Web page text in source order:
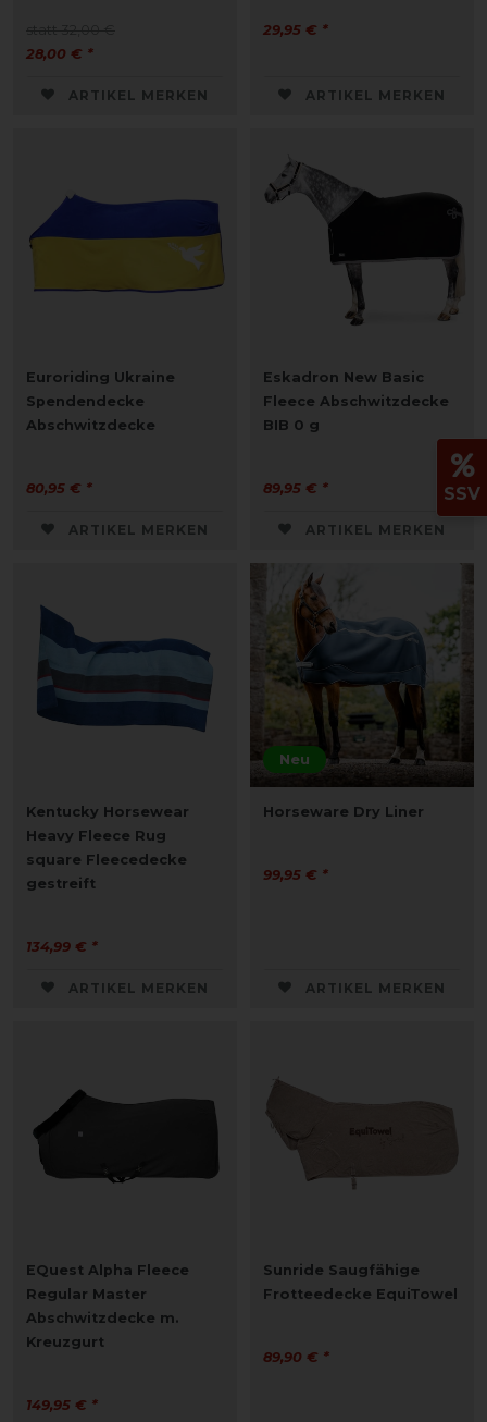
28,00 € *
ARTIKEL MERKEN
29,95 € *
ARTIKEL MERKEN
Euroriding Ukraine
Spendendecke
Abschwitzdecke
80,95 € *
ARTIKEL MERKEN
Eskadron New Basic
Fleece Abschwitzdecke
BIB 0 g
89,95 € *
ARTIKEL MERKEN
Kentucky Horsewear
Heavy Fleece Rug
square Fleecedecke
gestreift
134,99 € *
ARTIKEL MERKEN
Neu
Horseware Dry Liner
99,95 € *
ARTIKEL MERKEN
EQuest Alpha Fleece
Regular Master
Abschwitzdecke m.
Kreuzgurt
149,95 € *
Sunride Saugfähige
Frotteedecke EquiTowel
89,90 € *
SSV